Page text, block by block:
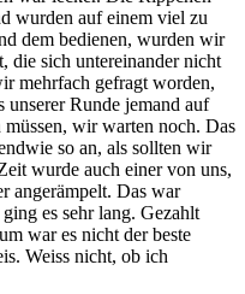
wurden auf einem viel zu
dem bedienen, wurden wir
die sich untereinander nicht
mehrfach gefragt worden,
unserer Runde jemand auf
wir warten noch. Das
so an, als sollten wir
wurde auch einer von uns,
angerämpelt. Das war
es sehr lang. Gezahlt
war es nicht der beste
Weiss nicht, ob ich